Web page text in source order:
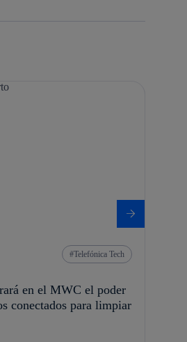
Telefónica Tech
en el MWC el poder
conectados para limpiar